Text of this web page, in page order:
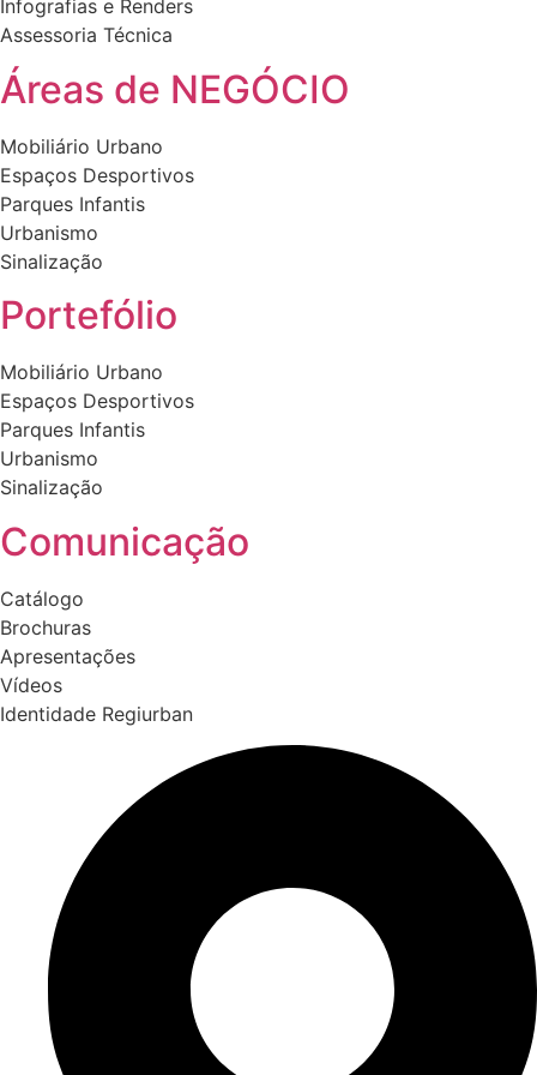
on
the
product
page
Infografias e Renders
Assessoria Técnica
Áreas de NEGÓCIO
Mobiliário Urbano
Espaços Desportivos
Parques Infantis
Urbanismo
Sinalização
Portefólio
Mobiliário Urbano
Espaços Desportivos
Parques Infantis
Urbanismo
Sinalização
Comunicação
Catálogo
Brochuras
Apresentações
Vídeos
Identidade Regiurban